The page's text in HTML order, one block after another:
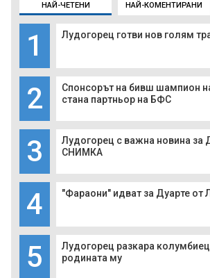
НАЙ-ЧЕТЕНИ НАЙ-КОМЕНТИРАНИ
1 Лудогорец готви нов голям
2
Спонсорът на бивш шампион
стана партньор на БФС
3
Лудогорец с важна новина за
СНИМКА
4 "Фараони" идват за Дуарте от
5
Лудогорец разкара
родината му